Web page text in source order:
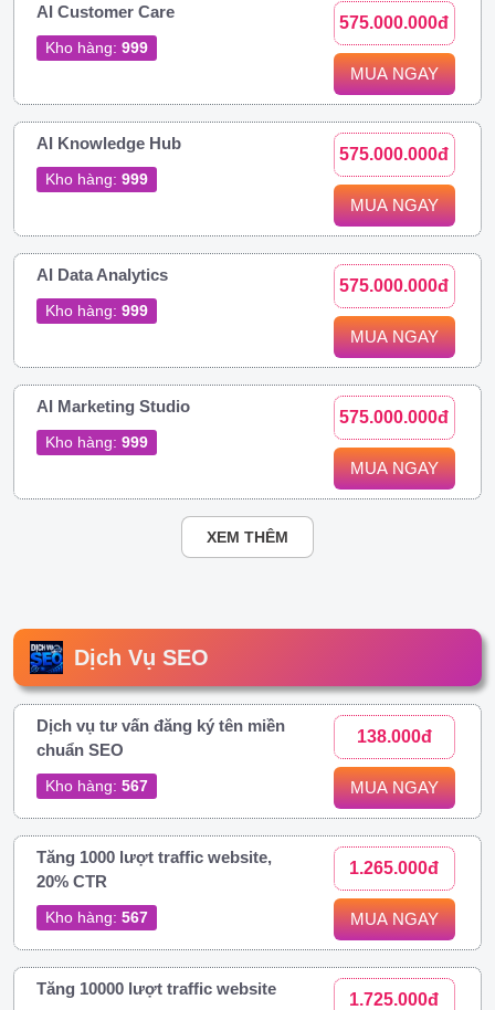
AI Customer Care
Kho hàng: 999
575.000.000đ
MUA NGAY
AI Knowledge Hub
Kho hàng: 999
575.000.000đ
MUA NGAY
AI Data Analytics
Kho hàng: 999
575.000.000đ
MUA NGAY
AI Marketing Studio
Kho hàng: 999
575.000.000đ
MUA NGAY
XEM THÊM
Dịch Vụ SEO
Dịch vụ tư vấn đăng ký tên miền
chuẩn SEO
Kho hàng: 567
138.000đ
MUA NGAY
Tăng 1000 lượt traffic website,
20% CTR
Kho hàng: 567
1.265.000đ
MUA NGAY
Tăng 10000 lượt traffic website
1.725.000đ